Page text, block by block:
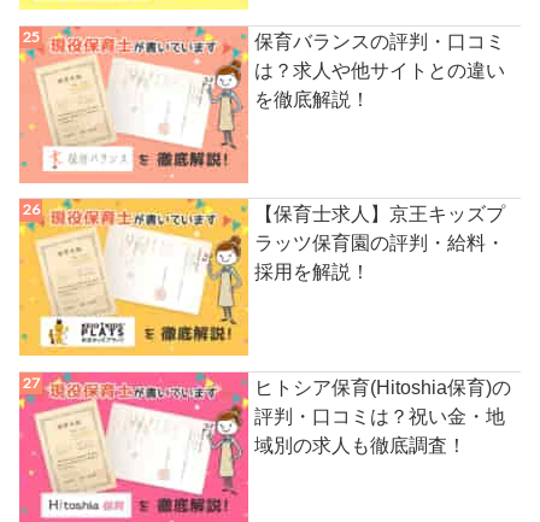
保育バランスの評判・口コミ
は？求人や他サイトとの違い
を徹底解説！
【保育士求人】京王キッズプ
ラッツ保育園の評判・給料・
採用を解説！
ヒトシア保育(Hitoshia保育)の
評判・口コミは？祝い金・地
域別の求人も徹底調査！